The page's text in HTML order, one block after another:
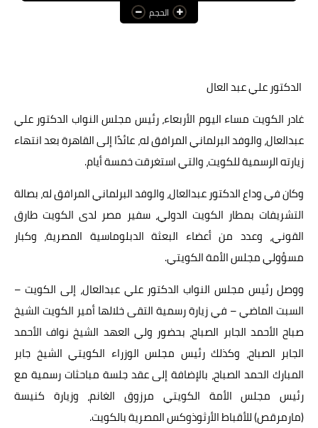
عالم المرأة
أخبار النجوم
أخبار العالم
الحجم
الدكتور علي عبد العال
غادر الكويت مساء اليوم الأربعاء، رئيس مجلس النواب الدكتور علي
عبدالعال، والوفد البرلماني المرافق له، عائدًا إلى القاهرة بعد انتهاء
زيارته الرسمية للكويت، والتي استغرقت خمسة أيام.
وكان في وداع الدكتور عبدالعال، والوفد البرلماني المرافق له، بصالة
التشريفات بمطار الكويت الدولي، سفير مصر لدى الكويت طارق
القوني، وعدد من أعضاء البعثة الدبلوماسية المصرية، وكبار
مسؤولي مجلس الأمة الكويتي.
ووصل رئيس مجلس النواب الدكتور علي عبدالعال، إلى الكويت –
السبت الماضي – في زيارة رسمية التقى خلالها أمير الكويت الشيخ
صباح الأحمد الجابر الصباح، بحضور ولي العهد الشيخ نواف الأحمد
الجابر الصباح، وكذلك رئيس مجلس الوزراء الكويتي الشيخ جابر
المبارك الحمد الصباح، بالإضافة إلى عقد جلسة مباحثات رسمية مع
رئيس مجلس الأمة الكويتي مرزوق الغانم، وزيارة كنيسة
(مارمرقص) للأقباط الأرثوذوكس المصرية بالكويت.